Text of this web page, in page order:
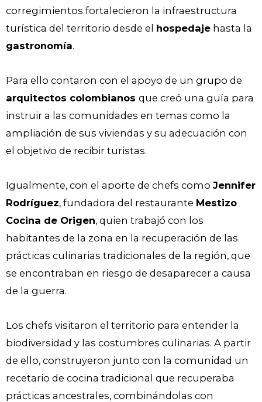
corregimientos fortalecieron la infraestructura
turística del territorio desde el hospedaje hasta la
gastronomía.
Para ello contaron con el apoyo de un grupo de
arquitectos colombianos que creó una guía para
instruir a las comunidades en temas como la
ampliación de sus viviendas y su adecuación con
el objetivo de recibir turistas.
Igualmente, con el aporte de chefs como Jennifer
Rodríguez, fundadora del restaurante Mestizo
Cocina de Origen, quien trabajó con los
habitantes de la zona en la recuperación de las
prácticas culinarias tradicionales de la región, que
se encontraban en riesgo de desaparecer a causa
de la guerra.
Los chefs visitaron el territorio para entender la
biodiversidad y las costumbres culinarias. A partir
de ello, construyeron junto con la comunidad un
recetario de cocina tradicional que recuperaba
prácticas ancestrales, combinándolas con